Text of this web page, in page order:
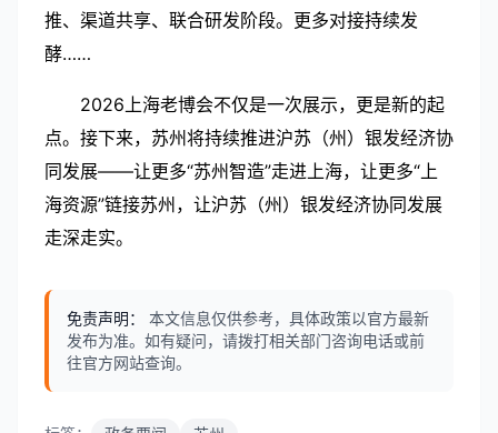
推、渠道共享、联合研发阶段。更多对接持续发
酵……
2026上海老博会不仅是一次展示，更是新的起
点。接下来，苏州将持续推进沪苏（州）银发经济协
同发展——让更多“苏州智造”走进上海，让更多“上
海资源”链接苏州，让沪苏（州）银发经济协同发展
走深走实。
免责声明：
本文信息仅供参考，具体政策以官方最新
发布为准。如有疑问，请拨打相关部门咨询电话或前
往官方网站查询。